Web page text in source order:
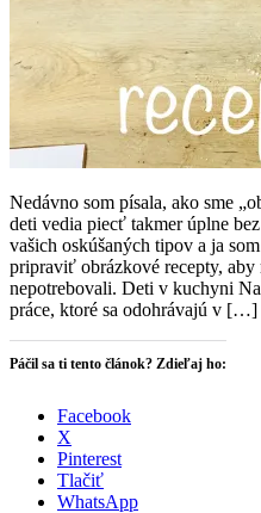
Nedávno som písala, ako sme
deti vedia piecť takmer úplne
vašich oskúšaných tipov a ja
pripraviť obrázkové recepty,
nepotrebovali. Deti v kuchyni
práce, ktoré sa odohrávajú v […]
Páčil sa ti tento článok? Zdieľaj ho:
Facebook
X
Pinterest
Tlačiť
WhatsApp